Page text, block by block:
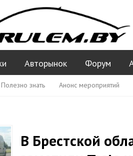
Авторынок Форум
Полезно знать Анонс мероприятий
​В Брестской